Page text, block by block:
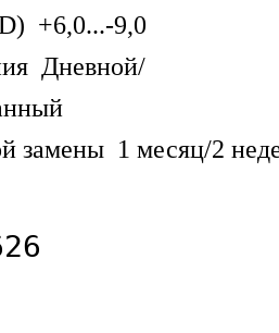
+6,0...-9,0
Дневной/
замены 1 месяц/2